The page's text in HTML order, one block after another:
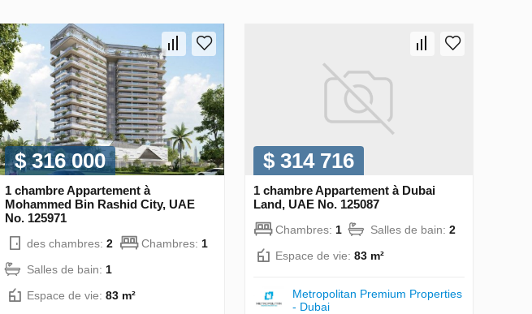
$ 316 000
1 chambre Appartement à
Mohammed Bin Rashid City, UAE
No. 125971
des chambres: 2 Chambres: 1
Salles de bain: 1
Espace de vie: 83 m²
$ 314 716
1 chambre Appartement à Dubai
Land, UAE No. 125087
Chambres: 1 Salles de bain: 2
Espace de vie: 83 m²
Metropolitan Premium Properties
- Dubai